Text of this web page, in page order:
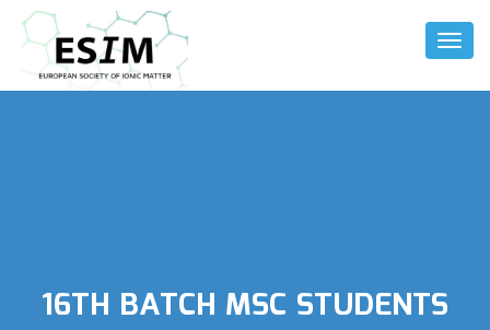
Toggle
16TH BATCH MSC STUDENTS